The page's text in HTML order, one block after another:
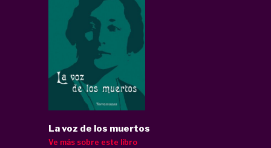
La voz de los muertos
Ve más sobre este libro